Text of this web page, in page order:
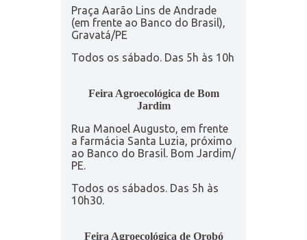
Praça Aarão Lins de Andrade
(em frente ao Banco do Brasil),
Gravatá/PE
Todos os sábado. Das 5h às 10h
Feira Agroecológica de Bom
Jardim
Rua Manoel Augusto, em frente
a farmácia Santa Luzia, próximo
ao Banco do Brasil. Bom Jardim/
PE.
Todos os sábados. Das 5h às
10h30.
Feira Agroecológica de Orobó